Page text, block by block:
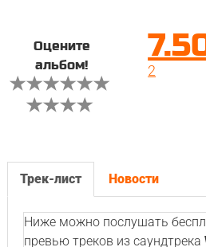
Оцените
альбом!
2
Трек-лист Новости
Ниже можно послушать
превью треков из саундтрека